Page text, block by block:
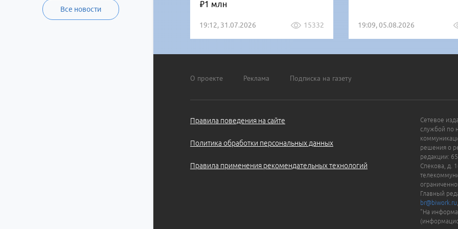
Все новости
₽1 млн
19:12, 31.07.2026 15332 19:09, 05.08.2026
О проекте Реклама Подписка на газету
Правила поведения на сайте
Политика обработки персональных данных
Правила применения рекомендательных технологий
Сетевое
службой по
решения о
редакции:
Спекова, д.
Главный
br@biwork.ru
"На